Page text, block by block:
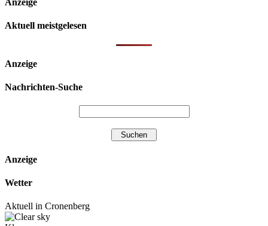
Anzeige
Aktuell meistgelesen
Anzeige
Nachrichten-Suche
Anzeige
Wetter
Aktuell in Cronenberg